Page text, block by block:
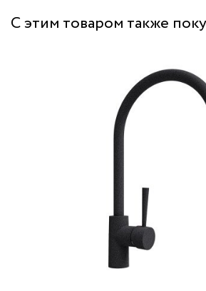
С этим товаром также